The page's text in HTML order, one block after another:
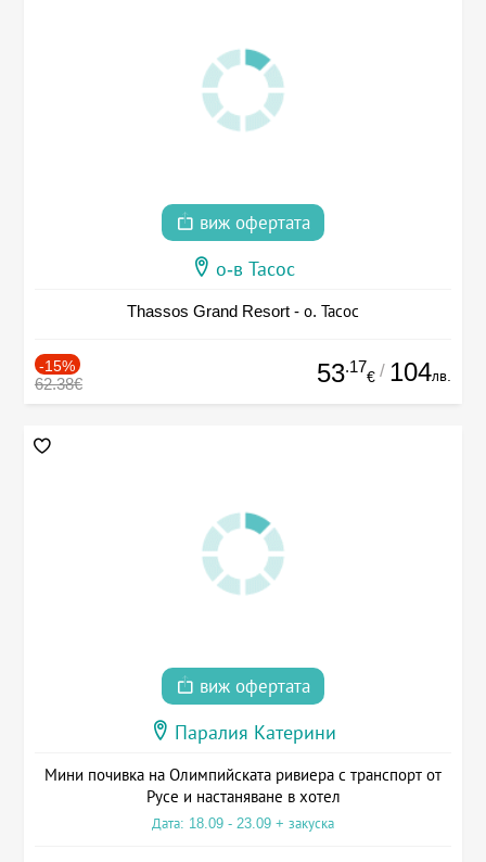
виж офертата
о-в Тасос
Thassos Grand Resort - о. Тасос
-15%
62.38€ 53.17
€ / 104лв.
виж офертата
Паралия Катерини
Мини почивка на Олимпийската ривиера с транспорт от
Русе и настаняване в хотел
Дата: 18.09 - 23.09 + закуска